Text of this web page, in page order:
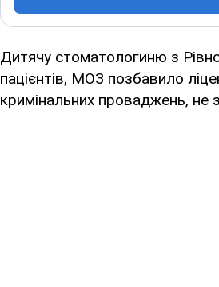
Дитячу стоматологиню з
пацієнтів, МОЗ позбавило
кримінальних проваджень,